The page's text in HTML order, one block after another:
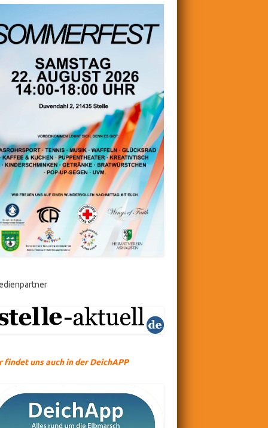
findet uns auch in der DeichAPP